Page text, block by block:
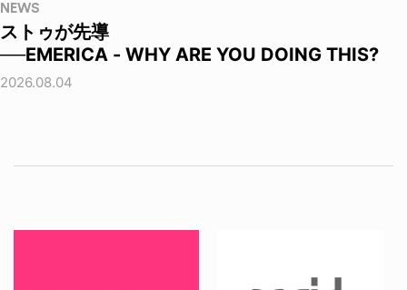
NEWS
ストゥが先導
──EMERICA - WHY ARE YOU DOING THIS?
2026.08.04